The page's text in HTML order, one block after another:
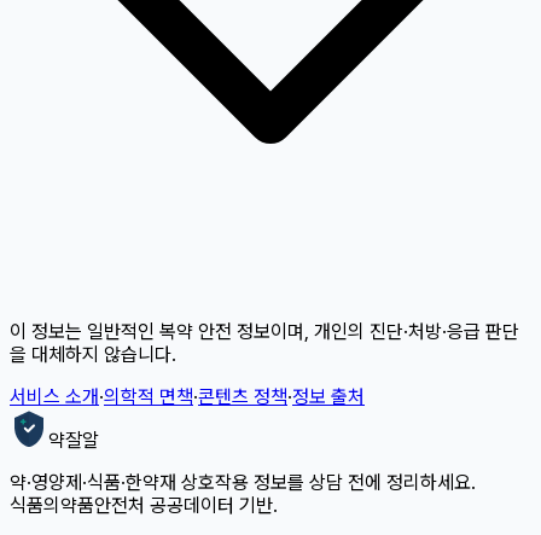
이 정보는 일반적인 복약 안전 정보이며, 개인의 진단·처방·응급 판단
을 대체하지 않습니다.
서비스 소개·의학적 면책·콘텐츠 정책·정보 출처
약잘알
약·영양제·식품·한약재 상호작용 정보를 상담 전에 정리하세요.
식품의약품안전처 공공데이터 기반.